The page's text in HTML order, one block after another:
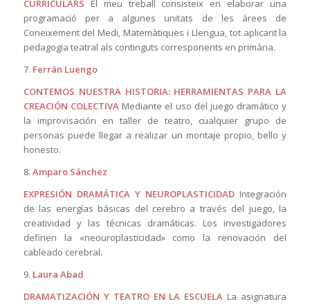
CURRICULARS El meu treball consisteix en elaborar una
programació per a algunes unitats de les àrees de
Coneixement del Medi, Matemàtiques i Llengua, tot aplicant la
pedagogia teatral als continguts corresponents en primària.
7. Ferrán Luengo
CONTEMOS NUESTRA HISTORIA: HERRAMIENTAS PARA LA
CREACIÓN COLECTIVAMediante el uso del juego dramático y
la improvisación en taller de teatro, cualquier grupo de
personas puede llegar a realizar un montaje propio, bello y
honesto.
8. Amparo Sánchez
EXPRESIÓN DRAMÁTICA Y NEUROPLASTICIDAD Integración
de las energías básicas del cerebro a través del juego, la
creatividad y las técnicas dramáticas. Los investigadores
definen la «neouroplasticidad» como la renovación del
cableado cerebral.
9. Laura Abad
DRAMATIZACIÓN Y TEATRO EN LA ESCUELA La asignatura